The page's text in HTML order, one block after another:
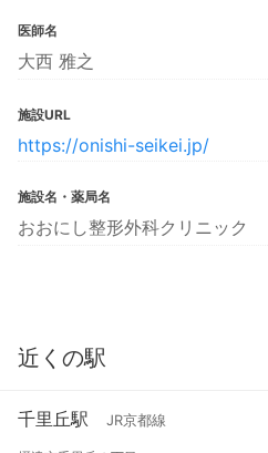
医師名
大西 雅之
施設URL
https://onishi-seikei.jp/
施設名・薬局名
おおにし整形外科クリニック
近くの駅
千里丘駅 JR京都線